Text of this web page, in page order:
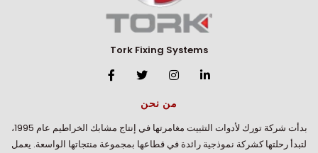
Tork Fixing Systems
من نحن
بدأت شركة تورك لأدوات التثبيت مغامرتها في إنتاج مشابك الخراطيم عام 1995،
لتبدأ رحلتها كشركة نموذجية رائدة في قطاعها بمجموعة منتجاتها الواسعة. يعمل